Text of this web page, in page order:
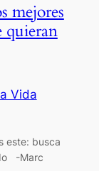
mejores
quieran
Vida
este: busca
-Marc